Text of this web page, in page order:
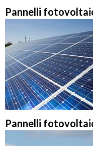
Pannelli
Pannelli